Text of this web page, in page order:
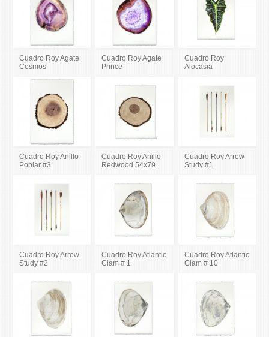
Cuadro Roy Agate
Cosmos
Cuadro Roy Agate
Prince
Cuadro Roy
Alocasia
Cuadro Roy Anillo
Poplar #3
Cuadro Roy Anillo
Redwood 54x79
Cuadro Roy Arrow
Study #1
Cuadro Roy Arrow
Study #2
Cuadro Roy Atlantic
Clam # 1
Cuadro Roy Atlantic
Clam # 10